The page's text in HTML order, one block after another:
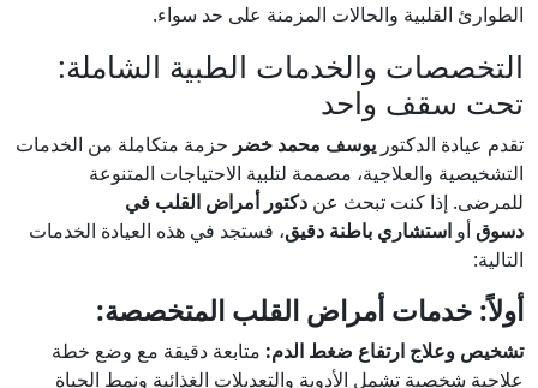
الطوارئ القلبية والحالات المزمنة على حد سواء.
التخصصات والخدمات الطبية الشاملة:
تحت سقف واحد
تقدم عيادة الدكتور يوسف محمد خضر حزمة متكاملة من الخدمات
التشخيصية والعلاجية، مصممة لتلبية الاحتياجات المتنوعة
للمرضى. إذا كنت تبحث عن دكتور أمراض القلب في
دسوقأو استشاري باطنة دقيق، فستجد في هذه العيادة الخدمات
التالية:
أولاً: خدمات أمراض القلب المتخصصة:
تشخيص وعلاج ارتفاع ضغط الدم: متابعة دقيقة مع وضع خطة
علاجية شخصية تشمل الأدوية والتعديلات الغذائية ونمط الحياة